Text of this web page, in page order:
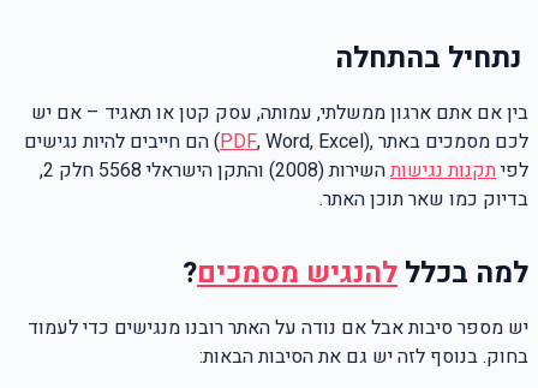
בין אם אתם ארגון ממשלתי, עמותה, עסק קטן או תאגיד – אם יש
לכם מסמכים באתר
(PDF, Word, Excel),
הם חייבים להיות נגישים
לפיתקנות נגישות
השירות (2008) והתקן הישראלי 5568 חלק 2,
בדיוק כמו שאר תוכן האתר.
למה בכלל להנגיש מסמכים?
יש מספר סיבות אבל אם נודה על האתר רובנו מנגישים כדי לעמוד
בחוק.בנוסף לזה יש גם את הסיבות הבאות: